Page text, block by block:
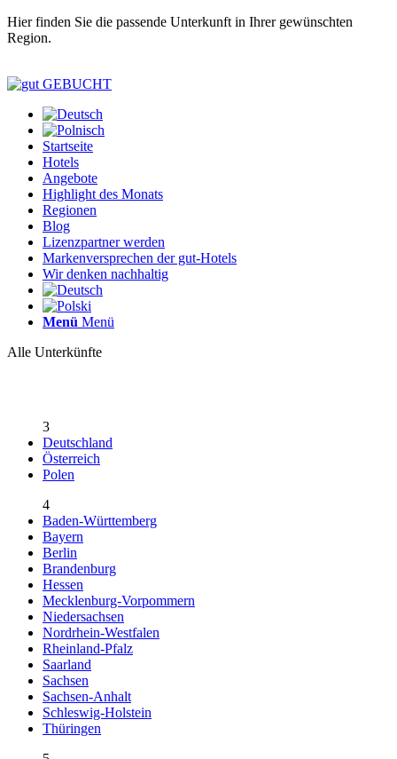
Hier finden Sie die passende Unterkunft in Ihrer gewünschten
Region.
Startseite
Hotels
Angebote
Highlight des Monats
Regionen
Blog
Lizenzpartner werden
Markenversprechen der gut-Hotels
Wir denken nachhaltig
Menü Menü
Alle Unterkünfte
3
Deutschland
Österreich
Polen
4
Baden-Württemberg
Bayern
Berlin
Brandenburg
Hessen
Mecklenburg-Vorpommern
Niedersachsen
Nordrhein-Westfalen
Rheinland-Pfalz
Saarland
Sachsen
Sachsen-Anhalt
Schleswig-Holstein
Thüringen